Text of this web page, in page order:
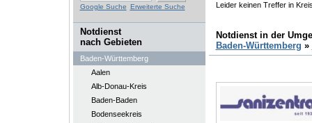
Google Suche Erweiterte Suche
Notdienst
nach Gebieten
Baden-Württemberg
Aalen
Alb-Donau-Kreis
Baden-Baden
Bodenseekreis
Leider keinen Treffer in
Notdienst in der
Baden-Württemberg »